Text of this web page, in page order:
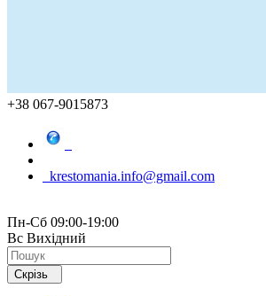
+38 067-9015873
krestomania.info@gmail.com
Пн-Сб 09:00-19:00
Вс Вихідний
Скрізь